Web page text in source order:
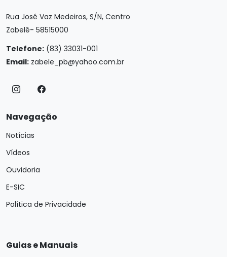
Rua José Vaz Medeiros, S/N, Centro
Zabelê- 58515000
Telefone: (83) 33031-001
Email: zabele_pb@yahoo.com.br
Navegação
Notícias
Vídeos
Ouvidoria
E-SIC
Política de Privacidade
Guias e Manuais